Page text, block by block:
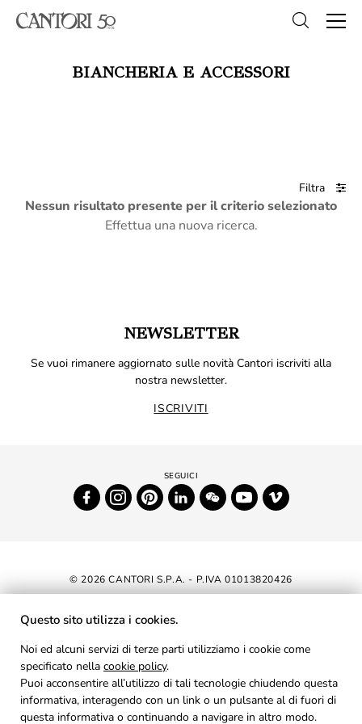
BIANCHERIA E ACCESSORI
Filtra
Nessun risultato presente per il criterio selezionato
Effettua una nuova ricerca.
NEWSLETTER
Se vuoi rimanere aggiornato sulle novità Cantori iscriviti alla
nostra newsletter.
ISCRIVITI
© 2026 CANTORI S.P.A. - P.IVA 01013820426
DICHIARAZIONE DI ACCESSIBILITÀ
AREA RISERVATA
PRIVACY
COOKIES
Questo sito utilizza i cookies.
Noi ed alcuni servizi di terze parti utilizziamo i cookie come
specificato nella cookie policy.
Puoi acconsentire all’utilizzo di tali tecnologie chiudendo questa
informativa, interagendo con un link o un pulsante al di fuori di
questa informativa o continuando a navigare in altro modo.